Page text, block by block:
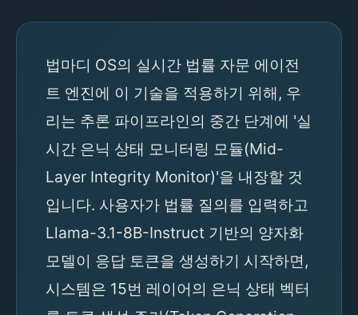
법마디 OS의 실시간 법률 자문 에이전
트 엔진에 이 기술을 적용하기 위해, 우
리는 추론 파이프라인의 중간 단계에 '실
시간 은닉 상태 모니터링 모듈(Mid-
Layer Integrity Monitor)'을 내장할 것
입니다. 사용자가 법률 질의를 입력하고
Llama-3.1-8B-Instruct 기반의 양자화
모델이 응답 토큰을 생성하기 시작하면,
시스템은 15번 레이어의 은닉 상태 벡터